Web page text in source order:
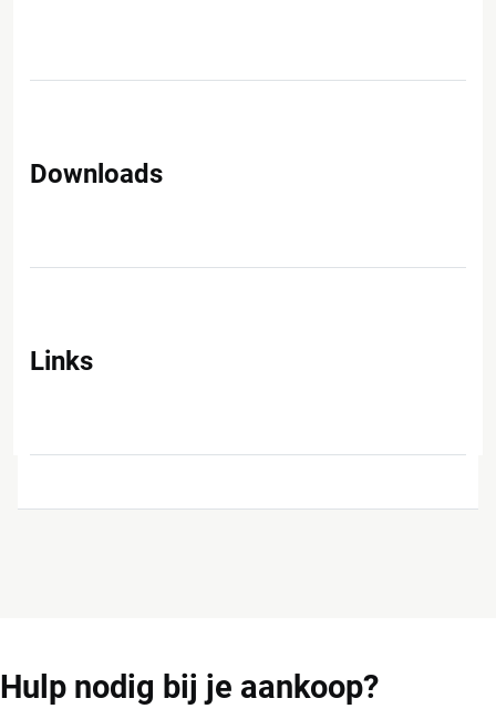
Downloads
Links
Hulp nodig bij je aankoop?